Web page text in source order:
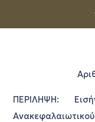
ΠΕΡΙΛΗΨΗ: